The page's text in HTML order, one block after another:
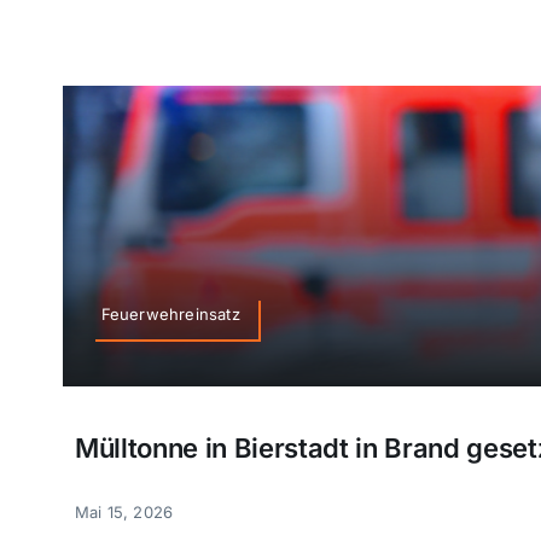
Feuerwehreinsatz
Mülltonne in Bierstadt in Brand
Mai 15, 2026